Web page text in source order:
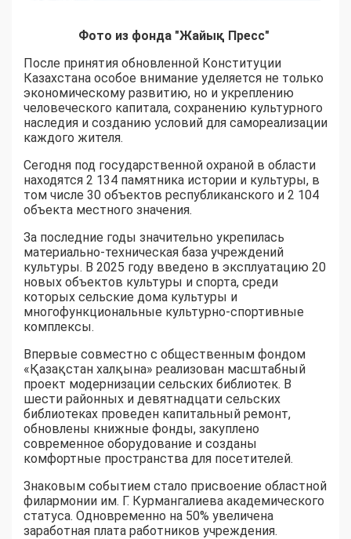
Фото из фонда "Жайық Пресс"
После принятия обновленной Конституции
Казахстана особое внимание уделяется не только
экономическому развитию, но и укреплению
человеческого капитала, сохранению культурного
наследия и созданию условий для самореализации
каждого жителя.
Сегодня под государственной охраной в области
находятся 2 134 памятника истории и культуры, в
том числе 30 объектов республиканского и 2 104
объекта местного значения.
За последние годы значительно укрепилась
материально-техническая база учреждений
культуры. В 2025 году введено в эксплуатацию 20
новых объектов культуры и спорта, среди
которых сельские дома культуры и
многофункциональные культурно-спортивные
комплексы.
Впервые совместно с общественным фондом
«Қазақстан халқына» реализован масштабный
проект модернизации сельских библиотек. В
шести районных и девятнадцати сельских
библиотеках проведен капитальный ремонт,
обновлены книжные фонды, закуплено
современное оборудование и созданы
комфортные пространства для посетителей.
Знаковым событием стало присвоение областной
филармонии им. Г. Курмангалиева академического
статуса. Одновременно на 50% увеличена
заработная плата работников учреждения.